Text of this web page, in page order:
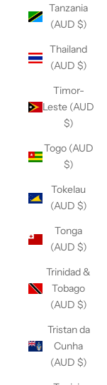
Tanzania
(AUD $)
Thailand
(AUD $)
Timor-
Leste (AUD
$)
Togo (AUD
$)
Tokelau
(AUD $)
Tonga
(AUD $)
Trinidad &
Tobago
(AUD $)
Tristan da
Cunha
(AUD $)